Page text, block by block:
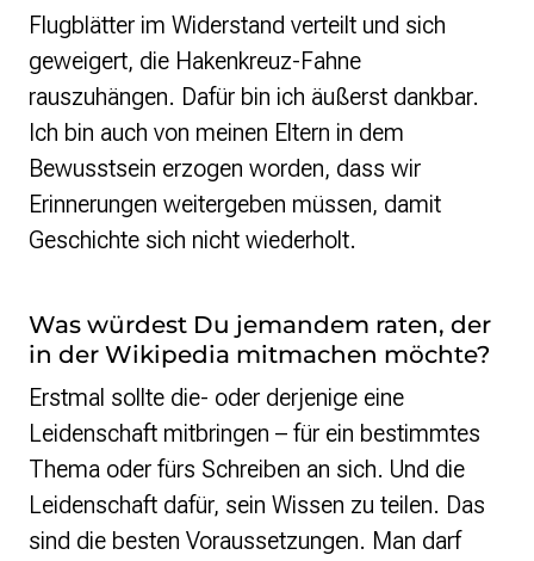
Flugblätter im Widerstand verteilt und sich
geweigert, die Hakenkreuz-Fahne
rauszuhängen. Dafür bin ich äußerst dankbar.
Ich bin auch von meinen Eltern in dem
Bewusstsein erzogen worden, dass wir
Erinnerungen weitergeben müssen, damit
Geschichte sich nicht wiederholt.
Was würdest Du jemandem raten, der
in der Wikipedia mitmachen möchte?
Erstmal sollte die- oder derjenige eine
Leidenschaft mitbringen – für ein bestimmtes
Thema oder fürs Schreiben an sich. Und die
Leidenschaft dafür, sein Wissen zu teilen. Das
sind die besten Voraussetzungen. Man darf